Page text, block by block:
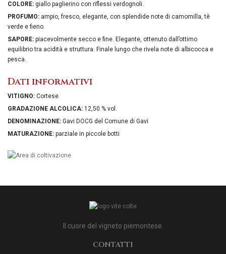
COLORE: giallo paglierino con riflessi verdognoli.
PROFUMO: ampio, fresco, elegante, con splendide note di camomilla, tè
verde e fieno.
SAPORE: piacevolmente secco e fine. Elegante, ottenuto dall’ottimo
equilibrio tra acidità e struttura. Finale lungo che rivela note di albicocca e
pesca.
Dati informativi
VITIGNO: Cortese
GRADAZIONE ALCOLICA: 12,50 % vol.
DENOMINAZIONE: Gavi DOCG del Comune di Gavi
MATURAZIONE: parziale in piccole botti
Il cuore del vigneto piemontese.
CONTATTI